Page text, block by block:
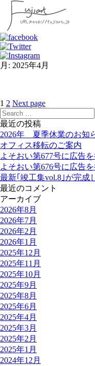
月: 2025年4月
投
稿
の
ペ
ー
ジ
送
り
Page
1 Page
2 Next page
Search
for:
最近の投稿
2026年 夏季休業のお知
オフィス移転のご案内
よそおい第677号に広告
よそおい第676号に広告
最新｢竣工集vol.8｣が完成
最近のコメント
アーカイブ
2026年8月
2026年7月
2026年2月
2026年1月
2025年12月
2025年11月
2025年10月
2025年9月
2025年8月
2025年6月
2025年4月
2025年3月
2025年2月
2025年1月
2024年12月